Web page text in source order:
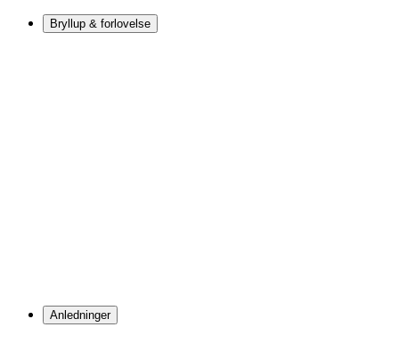
Bryllup & forlovelse
Anledninger